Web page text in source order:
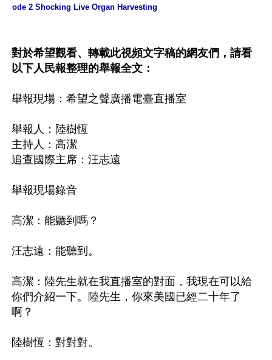
ode 2 Shocking Live Organ Harvesting
對於希望觀看、轉載此視頻文字稿的網友們，請看
以下人民報整理的舉報全文：